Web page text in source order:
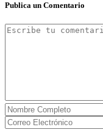
Publica un Comentario